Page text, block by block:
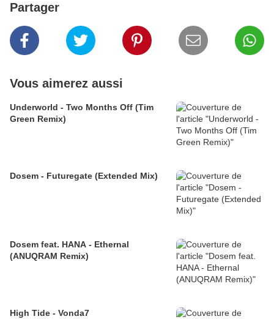
Partager
Vous aimerez aussi
Underworld - Two Months Off (Tim
Green Remix)
Dosem - Futuregate (Extended Mix)
Dosem feat. HANA - Ethernal
(ANUQRAM Remix)
High Tide - Vonda7